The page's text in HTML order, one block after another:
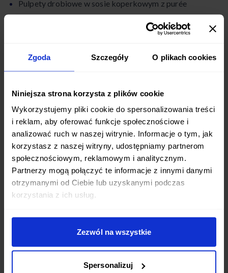
Zgoda Szczegóły O plikach cookies
Niniejsza strona korzysta z plików cookie
Wykorzystujemy pliki cookie do spersonalizowania treści
i reklam, aby oferować funkcje społecznościowe i
analizować ruch w naszej witrynie. Informacje o tym, jak
korzystasz z naszej witryny, udostępniamy partnerom
społecznościowym, reklamowym i analitycznym.
Partnerzy mogą połączyć te informacje z innymi danymi
otrzymanymi od Ciebie lub uzyskanymi podczas
korzystania z ich usług.
Zezwól na wszystkie
Spersonalizuj
Pulpety drobiowe w sosie koperkowym z purée
ziemniaczanym i gotowaną dynią
jaglaną i fasolką szparagową
Koktajl jagodowo-bananowy na bazie kefiru z otrębami
pszennymi
Omlet biszkoptowy z mąki gryczanej z sałatką z sałaty i
rzodkiewki
Oprócz przestrzegania odpowiedniej diety, warto wdrożyć
również inne zmiany w stylu życia, które mogą pomóc w